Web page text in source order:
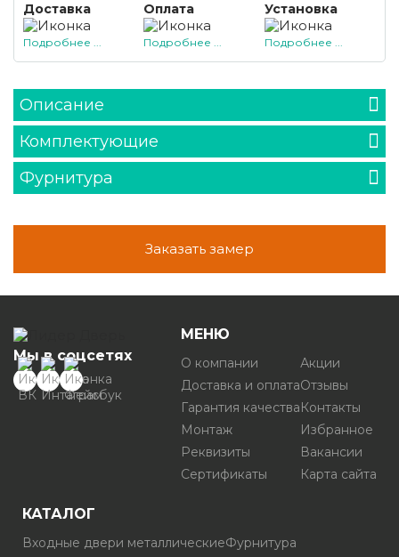
Доставка
Подробнее ...
Оплата
Подробнее ...
Установка
Подробнее ...
Описание
Комплектующие
Фурнитура
Заказать замер
Мы в соцсетях
МЕНЮ
О компании
Доставка и оплата
Гарантия качества
Монтаж
Реквизиты
Сертификаты
Акции
Отзывы
Контакты
Избранное
Вакансии
Карта сайта
КАТАЛОГ
Входные двери металлическиеФурнитура